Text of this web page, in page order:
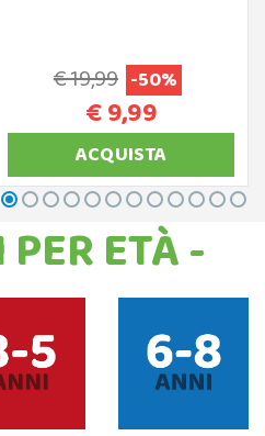
€ 19,99 -50%
€ 9,99
ACQUISTA
ETÀ -